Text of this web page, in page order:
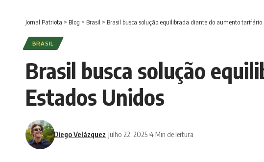
Jornal Patriota > Blog > Brasil > Brasil busca solução equilibrada diante do aumento tarifário
BRASIL
Brasil busca solução
Estados Unidos
Diego Velázquez julho 22, 2025 4 Min de leitura